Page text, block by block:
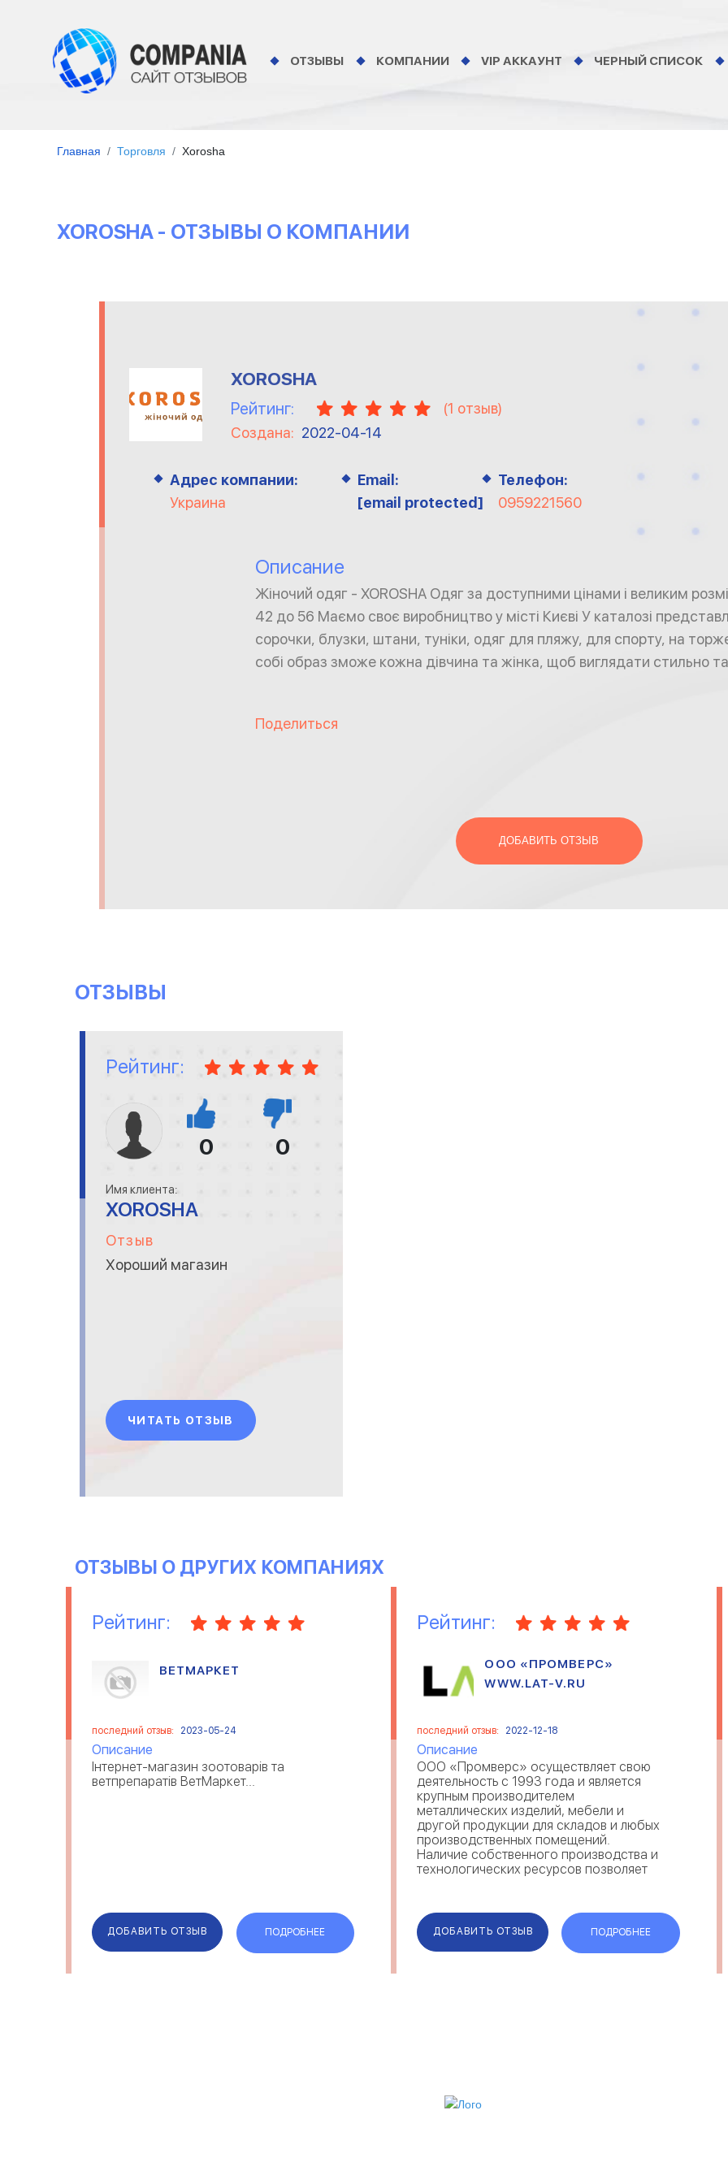
ОТЗЫВЫ КОМПАНИИ VIP АККАУНТ ЧЕРНЫЙ СПИСОК
Главная Торговля Xorosha
XOROSHA - ОТЗЫВЫ О КОМПАНИИ
XOROSHA
Рейтинг: (1 отзыв)
Создана: 2022-04-14
Адрес компании:
Украина
Email:
[email protected]
Телефон:
0959221560
Описание
Жіночий одяг - XOROSHA Одяг за доступними цінами і великим
42 до 56 Маємо своє виробництво у місті Києві У каталозі
сорочки, блузки, штани, туніки, одяг для пляжу, для спорту, на
собі образ зможе кожна дівчина та жінка, щоб виглядати стильно
Поделиться
ДОБАВИТЬ ОТЗЫВ
ОТЗЫВЫ
Рейтинг:
0 0
Имя клиента:
XOROSHA
Отзыв
Хороший магазин
ЧИТАТЬ ОТЗЫВ
ОТЗЫВЫ О ДРУГИХ КОМПАНИЯХ
Рейтинг:
ВЕТМАРКЕТ
последний отзыв: 2023-05-24
Описание
Інтернет-магазин зоотоварів та
ветпрепаратів ВетМаркет...
ДОБАВИТЬ ОТЗЫВ ПОДРОБНЕЕ
Рейтинг:
ООО «ПРОМВЕРС»
WWW.LAT-V.RU
последний отзыв: 2022-12-18
Описание
ООО «Промверс» осуществляет свою
деятельность с 1993 года и является
крупным производителем
металлических изделий, мебели и
другой продукции для складов и любых
производственных помещений.
Наличие собственного производства и
технологических ресурсов позволяет
разрабатывать уникальные изделия,
которые воплощают в ж...
ДОБАВИТЬ ОТЗЫВ ПОДРОБНЕЕ